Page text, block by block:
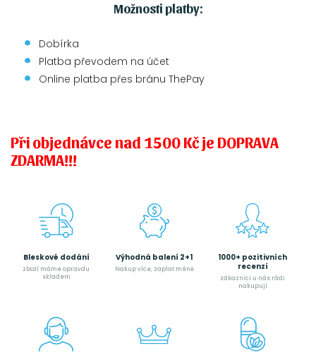
Možnosti platby:
Dobírka
Platba převodem na účet
Online platba přes bránu ThePay
Při objednávce nad 1500 Kč je DOPRAVA
ZDARMA!!!
Bleskové dodání
zboží máme opravdu
skladem
Výhodná balení 2+1
Nakup více, zaplať méně
1000+ pozitivních
recenzí
zákazníci u nás rádi
nakupují